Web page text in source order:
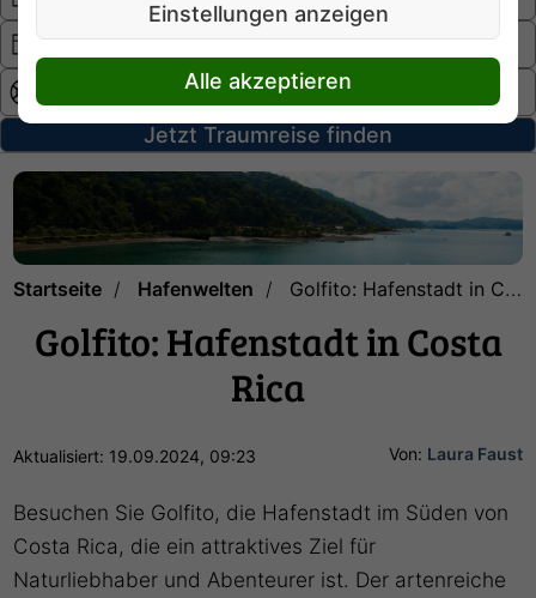
Jetzt Traumreise finden
Startseite Hafenwelten Golfito: Hafenstadt in Costa Rica
Golfito: Hafenstadt in Costa
Rica
Von: Laura Faust
Aktualisiert: 19.09.2024, 09:23
Besuchen Sie Golfito, die Hafenstadt im Süden von
Costa Rica, die ein attraktives Ziel für
Naturliebhaber und Abenteurer ist. Der artenreiche
Einstellungen anzeigen
Alle akzeptieren